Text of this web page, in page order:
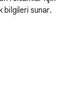
bilgileri sunar.